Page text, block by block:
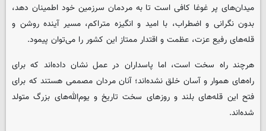
میدان‌های پر غوغا کافی است تا به مردمان سرزمین خود اطمینان دهد،
بدون نگرانی و اضطراب، با امید و انگیزه متراکم، مسیر آینده روشن و
قله‌های رفیع عزت، عظمت و اقتدار ممتاز این کشور را می‌توان پیمود.
هرچند راه سخت است، اما پاسداران در عمل نشان داده‌اند که برای
راه‌های هموار و آسان خلق نشده‌اند؛ آنان مردان مصممی هستند که برای
فتح این قله‌های بلند و روزهای سخت تاریخ و یوم‌الله‌های بزرگ متولد
شده‌اند.